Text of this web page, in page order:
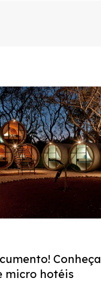
Conheça
micro hotéis